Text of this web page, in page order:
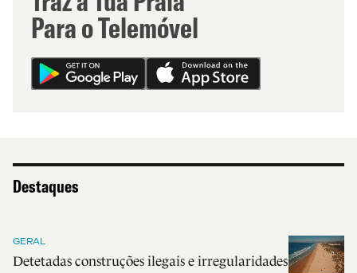
Para o Telemóvel
Destaques
GERAL
Detetadas construções ilegais e irregularidades